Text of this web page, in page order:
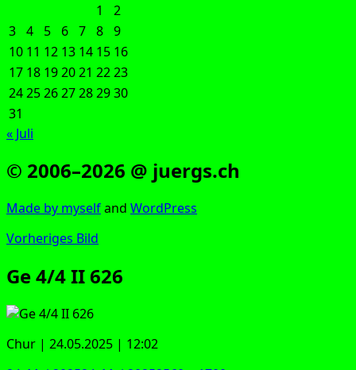
1
2
3 4 5 6 7 8 9
10 11 12 13 14 15 16
17 18 192021 2223
24252627282930
31
« Juli
© 2006–2026 @ juergs.ch
Made by mys­elfand Word­Press
Vorheriges Bild
Ge 4/4 II 626
Chur | 24.05.2025 | 12:02